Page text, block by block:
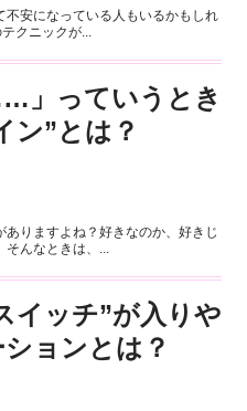
安になっている人もいるかもしれ
クニックが...
」っていうとき
ン”とは？
りますよね？好きなのか、好きじ
んなときは、...
イッチ”が入りや
ョンとは？